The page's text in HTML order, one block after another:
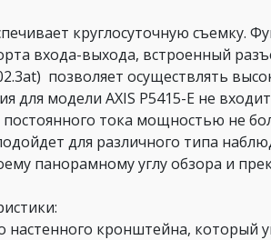
круглосуточную съемку.
входа-выхода, встроенный
позволяет осуществлять
для модели AXIS P5415-E не
постоянного тока мощностью не
для различного типа
панорамному углу обзора и
настенного кронштейна, который